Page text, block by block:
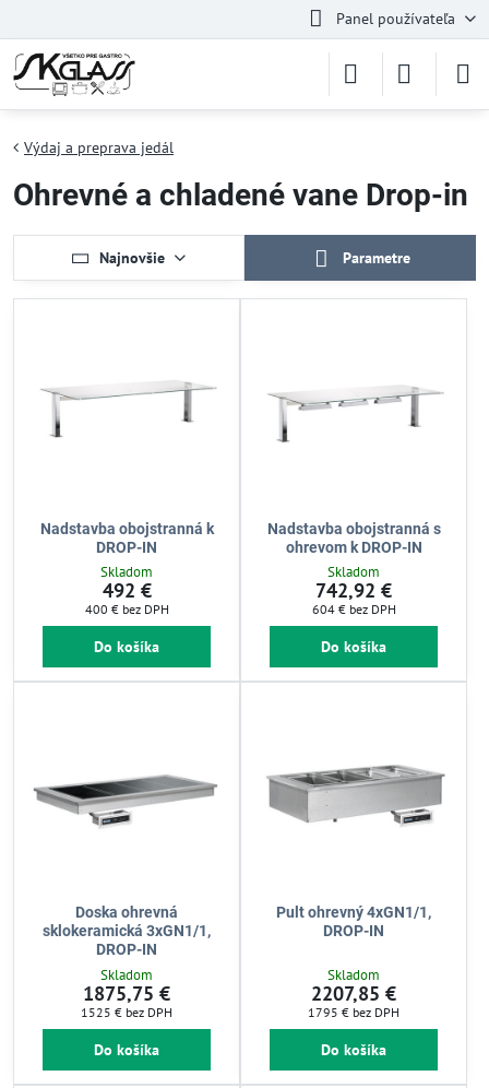
Panel používateľa
Výdaj a preprava jedál
Ohrevné a chladené vane Drop-in
Najnovšie Parametre
Nadstavba obojstranná k
DROP-IN
Skladom
492 €
400 € bez DPH
Do košíka
Nadstavba obojstranná s
ohrevom k DROP-IN
Skladom
742,92 €
604 € bez DPH
Do košíka
Doska ohrevná
sklokeramická 3xGN1/1,
DROP-IN
Skladom
1875,75 €
1525 € bez DPH
Do košíka
Pult ohrevný 4xGN1/1,
DROP-IN
Skladom
2207,85 €
1795 € bez DPH
Do košíka